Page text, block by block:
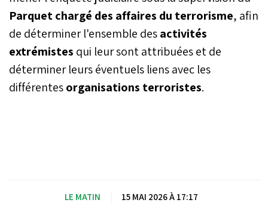
Parquet chargé des affaires du terrorisme, afin
de déterminer l'ensemble desactivités
extrémistes qui leur sont attribuées et de
déterminer leurs éventuels liens avec les
différentesorganisations terroristes.
LE MATIN 15 MAI 2026 À 17:17